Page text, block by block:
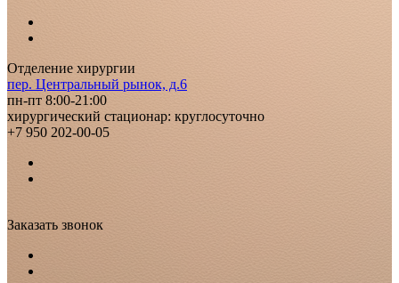
Отделение хирургии
пер. Центральный рынок, д.6
пн-пт 8:00-21:00
хирургический стационар: круглосуточно
+7 950 202-00-05
Заказать звонок